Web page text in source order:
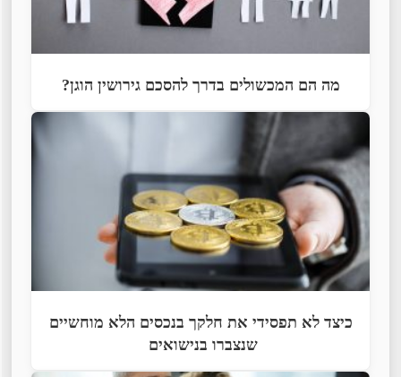
מה הם המכשולים בדרך להסכם גירושין הוגן?
כיצד לא תפסידי את חלקך בנכסים הלא מוחשיים
שנצברו בנישואים